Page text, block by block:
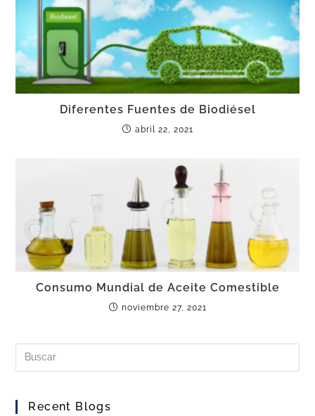
Diferentes Fuentes de Biodiésel
abril 22, 2021
Consumo Mundial de Aceite Comestible
noviembre 27, 2021
Recent Blogs